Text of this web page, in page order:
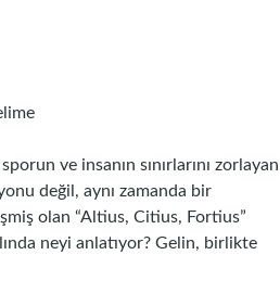
ve insanın sınırlarını zorlayan
değil, aynı zamanda bir
olan “Altius, Citius, Fortius”
neyi anlatıyor? Gelin, birlikte